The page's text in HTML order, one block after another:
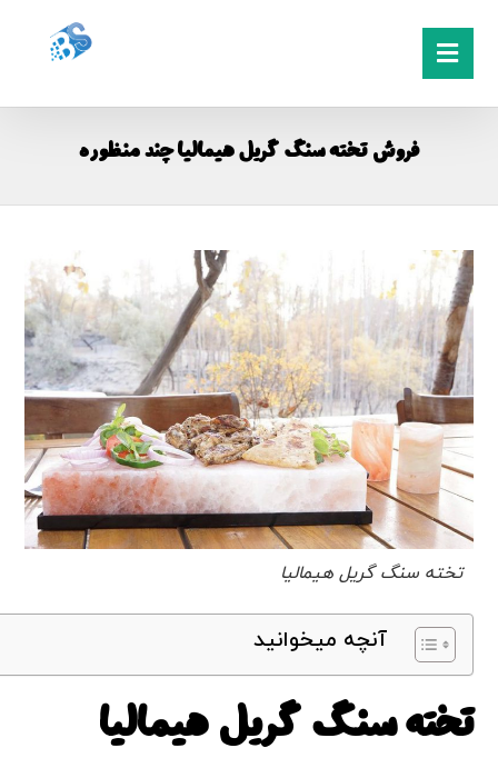
فروش تخته سنگ گریل هیمالیا چند منظوره
تخته سنگ گریل هیمالیا
آنچه میخوانید
تخته سنگ گریل هیمالیا